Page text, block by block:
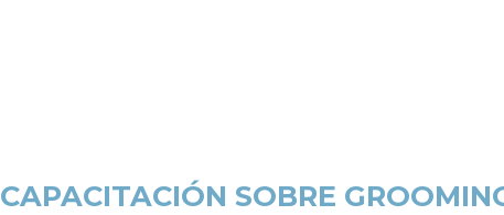
CAPACITACIÓN SOBRE